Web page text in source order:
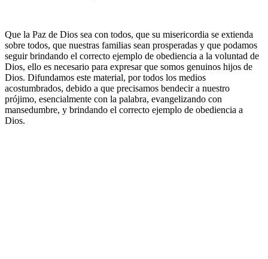
Que la Paz de Dios sea con todos, que su misericordia se extienda
sobre todos, que nuestras familias sean prosperadas y que podamos
seguir brindando el correcto ejemplo de obediencia a la voluntad de
Dios, ello es necesario para expresar que somos genuinos hijos de
Dios. Difundamos este material, por todos los medios
acostumbrados, debido a que precisamos bendecir a nuestro
prójimo, esencialmente con la palabra, evangelizando con
mansedumbre, y brindando el correcto ejemplo de obediencia a
Dios.